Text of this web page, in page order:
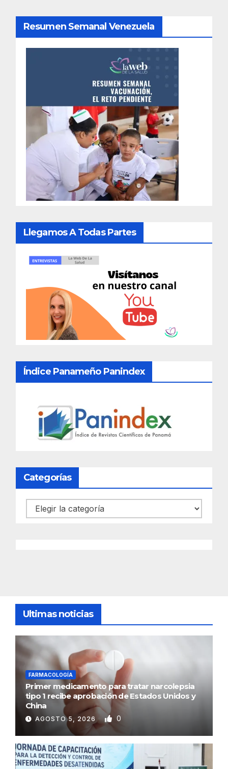
Resumen Semanal Venezuela
Llegamos A Todas Partes
Índice Panameño Panindex
Categorías
Categorías
Ultimas noticias
FARMACOLOGÍA
Primer medicamento para tratar narcolepsia
tipo 1 recibe aprobación de Estados Unidos y
China
AGOSTO 5, 2026 0